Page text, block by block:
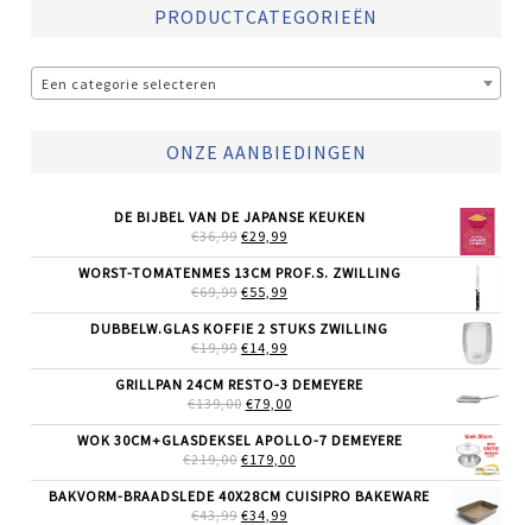
PRODUCTCATEGORIEËN
Een categorie selecteren
ONZE AANBIEDINGEN
DE BIJBEL VAN DE JAPANSE KEUKEN
€36,99 OORSPRONKELIJKE
WAS:
€36,99.
€29,99
IS:
WORST-TOMATENMES 13CM PROF.S. ZWILLING
€69,99 OORSPRONKELIJKE
WAS:
€69,99.
€55,99
IS:
DUBBELW.GLAS KOFFIE 2 STUKS ZWILLING
€19,99 OORSPRONKELIJKE
WAS:
€19,99.
€14,99
IS:
€14,99.
GRILLPAN 24CM RESTO-3 DEMEYERE
€139,00 OORSPRONKELIJKE
WAS:
€139,00.
€79,00HUIDIGE
IS:
€79,00.
WOK 30CM+GLASDEKSEL APOLLO-7 DEMEYERE
€219,00 OORSPRONKELIJKE
WAS:
€219,00.
€179,00
IS:
BAKVORM-BRAADSLEDE 40X28CM CUISIPRO BAKEWARE
€43,99 OORSPRONKELIJKE
€34,99